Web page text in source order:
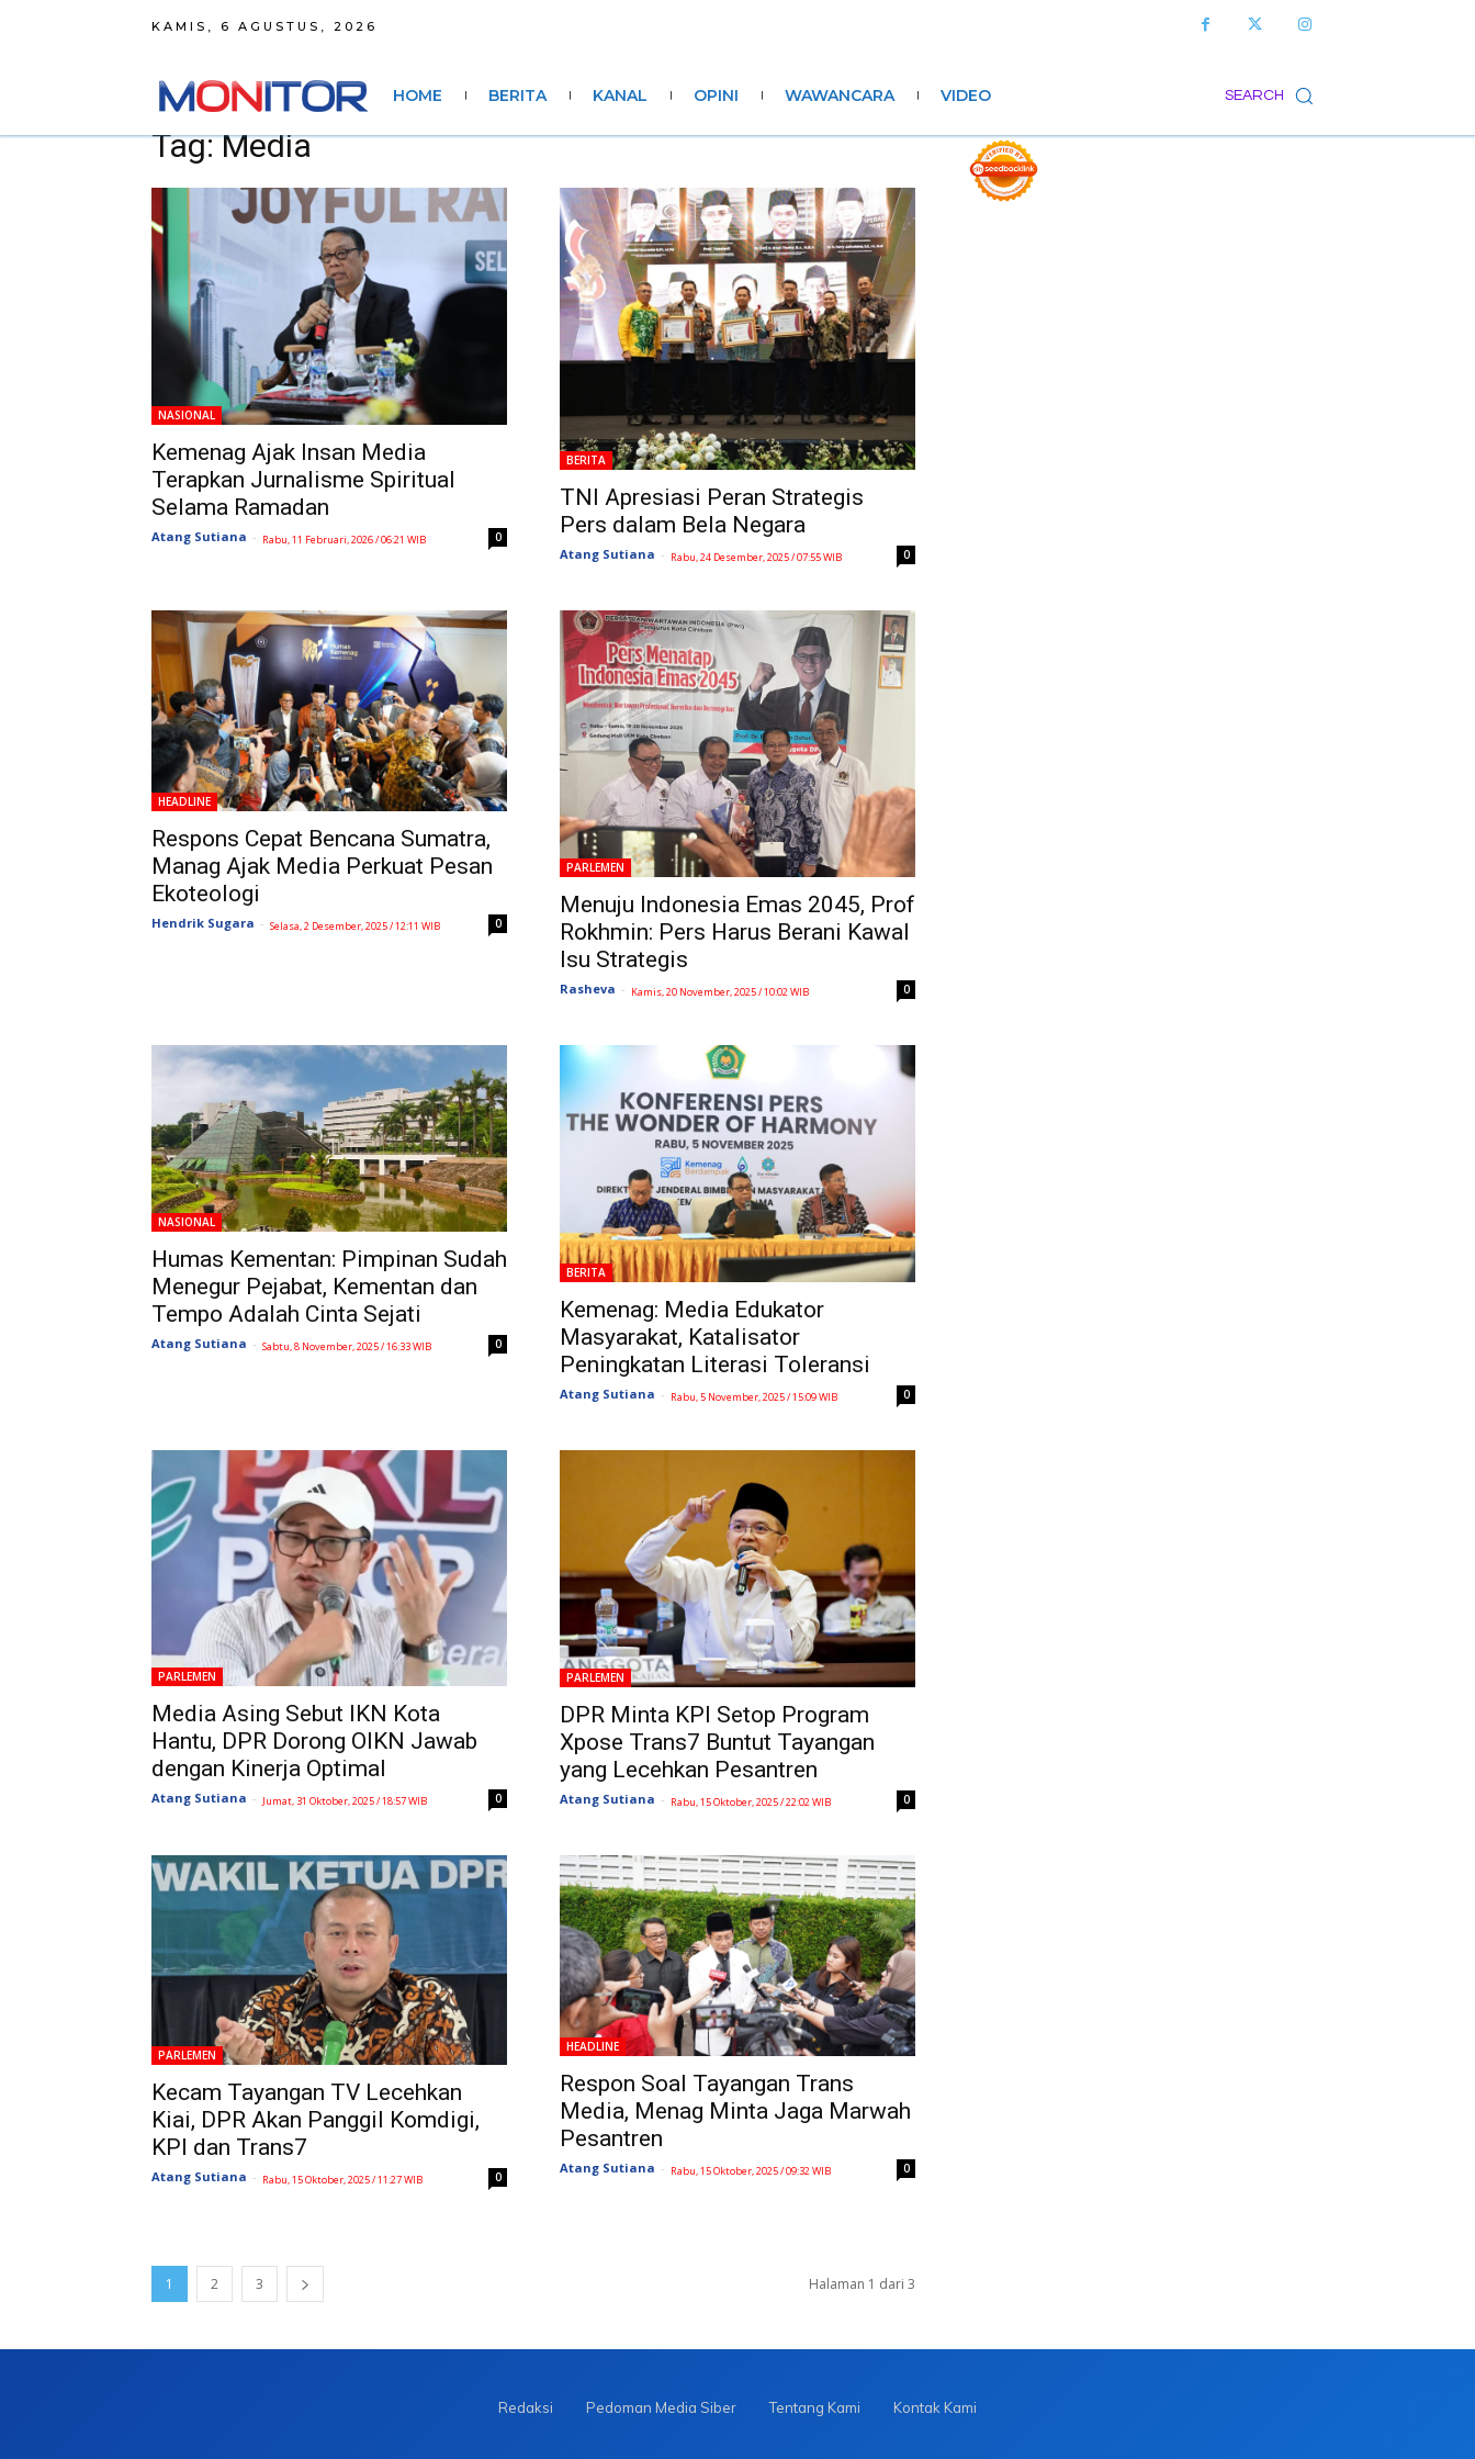
KAMIS, 6 AGUSTUS, 2026
SEARCH
HOME BERITA KANAL OPINI WAWANCARA VIDEO
Tag: Media
NASIONAL
Kemenag Ajak Insan Media
Terapkan Jurnalisme Spiritual
Selama Ramadan
Atang Sutiana - Rabu, 11 Februari, 2026 / 06:21 WIB 0
BERITA
TNI Apresiasi Peran Strategis
Pers dalam Bela Negara
Atang Sutiana - Rabu, 24 Desember, 2025 / 07:55 WIB 0
HEADLINE
Respons Cepat Bencana Sumatra,
Manag Ajak Media Perkuat Pesan
Ekoteologi
Hendrik Sugara - Selasa, 2 Desember, 2025 / 12:11 WIB 0
PARLEMEN
Menuju Indonesia Emas 2045, Prof
Rokhmin: Pers Harus Berani Kawal
Isu Strategis
Rasheva - Kamis, 20 November, 2025 / 10:02 WIB 0
NASIONAL
Humas Kementan: Pimpinan Sudah
Menegur Pejabat, Kementan dan
Tempo Adalah Cinta Sejati
Atang Sutiana - Sabtu, 8 November, 2025 / 16:33 WIB 0
BERITA
Kemenag: Media Edukator
Masyarakat, Katalisator
Peningkatan Literasi Toleransi
Atang Sutiana - Rabu, 5 November, 2025 / 15:09 WIB 0
PARLEMEN
Media Asing Sebut IKN Kota
Hantu, DPR Dorong OIKN Jawab
dengan Kinerja Optimal
Atang Sutiana - Jumat, 31 Oktober, 2025 / 18:57 WIB 0
PARLEMEN
DPR Minta KPI Setop Program
Xpose Trans7 Buntut Tayangan
yang Lecehkan Pesantren
Atang Sutiana - Rabu, 15 Oktober, 2025 / 22:02 WIB 0
PARLEMEN
Kecam Tayangan TV Lecehkan
Kiai, DPR Akan Panggil Komdigi,
KPI dan Trans7
Atang Sutiana - Rabu, 15 Oktober, 2025 / 11:27 WIB 0
HEADLINE
Respon Soal Tayangan Trans
Media, Menag Minta Jaga Marwah
Pesantren
Atang Sutiana - Rabu, 15 Oktober, 2025 / 09:32 WIB 0
1 2 3 Halaman 1 dari 3
Redaksi Pedoman Media Siber Tentang Kami Kontak Kami